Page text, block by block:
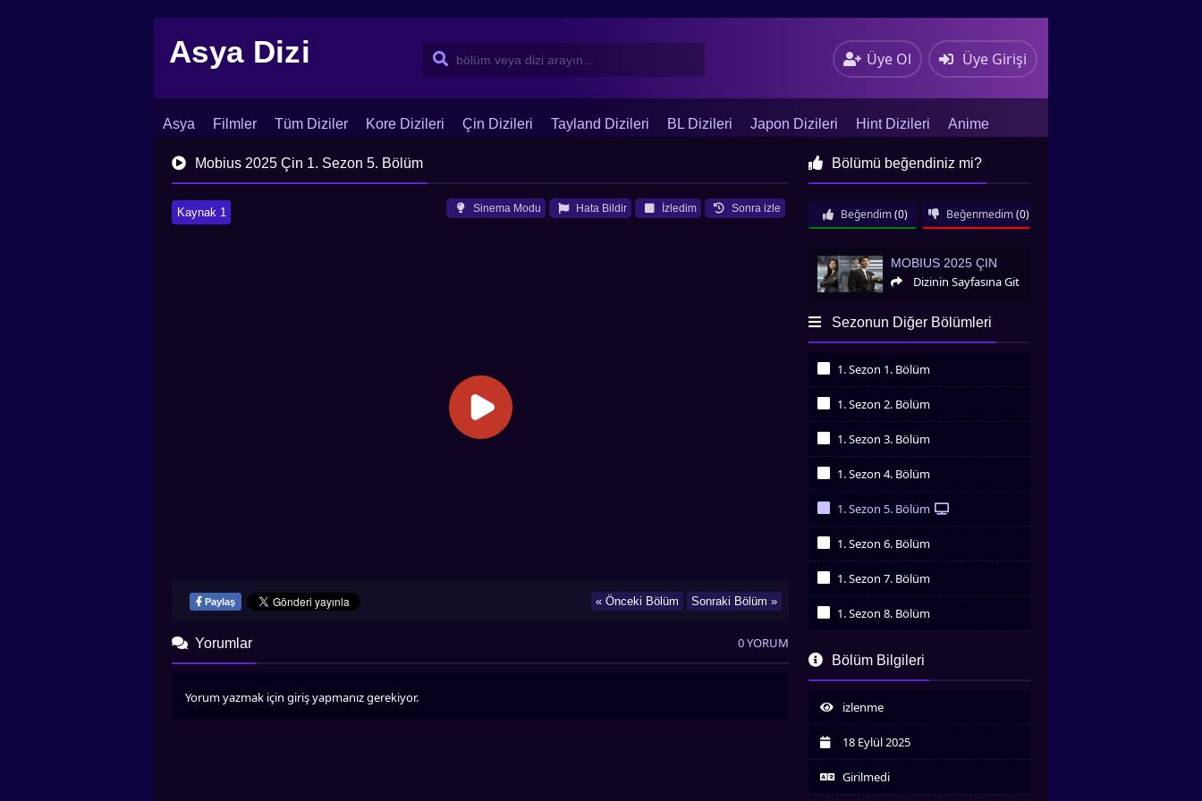
Asya Dizi Üye Ol Üye Girişi
Asya Filmler Tüm Diziler Kore Dizileri Çin Dizileri Tayland Dizileri BL Dizileri Japon Dizileri Hint Dizileri Anime
İletişim Blog Dizi Arşivi
Mobius 2025 Çin 1. Sezon 5. Bölüm
Kaynak 1 Sonra izle
İzledim
Hata Bildir
Sinema Modu
Paylaş Sonraki Bölüm »
« Önceki Bölüm
Bölümü beğendiniz mi?
Beğendim (0) Beğenmedim (0)
Mobius 2025 Çin
MOBIUS 2025 ÇIN
Dizinin Sayfasına Git
Sezonun Diğer Bölümleri
1. Sezon 1. Bölüm
1. Sezon 2. Bölüm
1. Sezon 3. Bölüm
1. Sezon 4. Bölüm
1. Sezon 5. Bölüm
1. Sezon 6. Bölüm
1. Sezon 7. Bölüm
1. Sezon 8. Bölüm
İzledim
Bölüm Bilgileri
izlenme
18 Eylül 2025
Girilmedi
Yorumlar 0 YORUM
Yorum yazmak için giriş yapmanız gerekiyor.